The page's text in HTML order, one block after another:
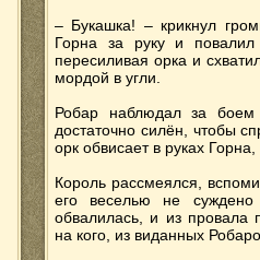
– Букашка! – крикнул
Горна за руку и
пересиливая орка и
мордой в угли.
Робар наблюдал за боем
достаточно силён, чтобы
орк обвисает в руках
Король рассмеялся,
его веселью не
обвалилась, и из провала
на кого, из виданных